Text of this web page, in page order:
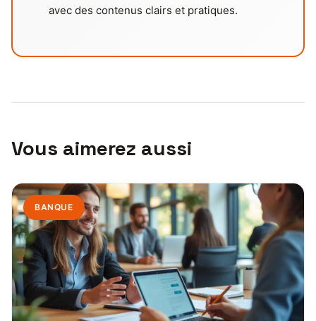
avec des contenus clairs et pratiques.
Vous aimerez aussi
BANQUE